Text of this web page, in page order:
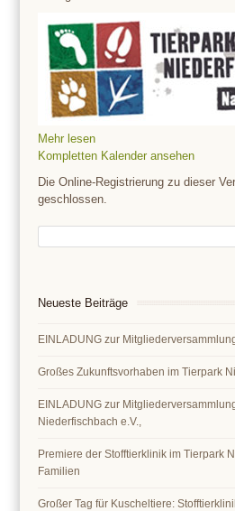
Mehr lesen
Kompletten Kalender ansehen
Die Online-Registrierung zu dieser
geschlossen.
Neueste Beiträge
EINLADUNG zur
Großes Zukunftsvorhaben im Tierpark
EINLADUNG zur
Niederfischbach e.V.,
Premiere der Stofftierklinik im Tierpark
Familien
Großer Tag für Kuscheltiere: